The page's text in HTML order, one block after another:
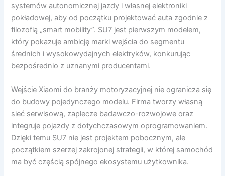
systemów autonomicznej jazdy i własnej elektroniki
pokładowej, aby od początku projektować auta zgodnie z
filozofią „smart mobility”. SU7 jest pierwszym modelem,
który pokazuje ambicję marki wejścia do segmentu
średnich i wysokowydajnych elektryków, konkurując
bezpośrednio z uznanymi producentami.
Wejście Xiaomi do branży motoryzacyjnej nie ogranicza się
do budowy pojedynczego modelu. Firma tworzy własną
sieć serwisową, zaplecze badawczo-rozwojowe oraz
integruje pojazdy z dotychczasowym oprogramowaniem.
Dzięki temu SU7 nie jest projektem pobocznym, ale
początkiem szerzej zakrojonej strategii, w której samochód
ma być częścią spójnego ekosystemu użytkownika.